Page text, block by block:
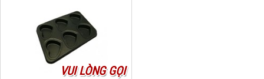
VUI LÒNG GỌI